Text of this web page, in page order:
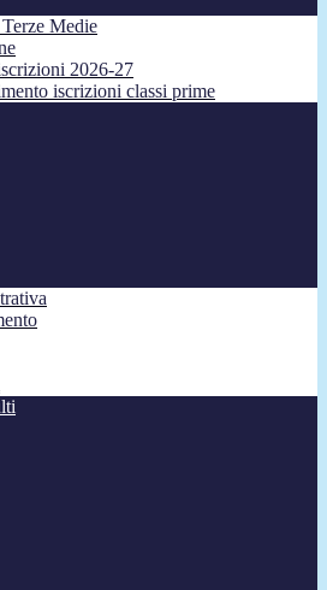
Medie
2026-27
iscrizioni classi prime